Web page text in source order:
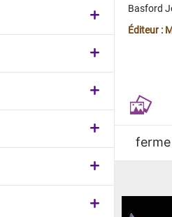
Basford
Éditeur :
ferme